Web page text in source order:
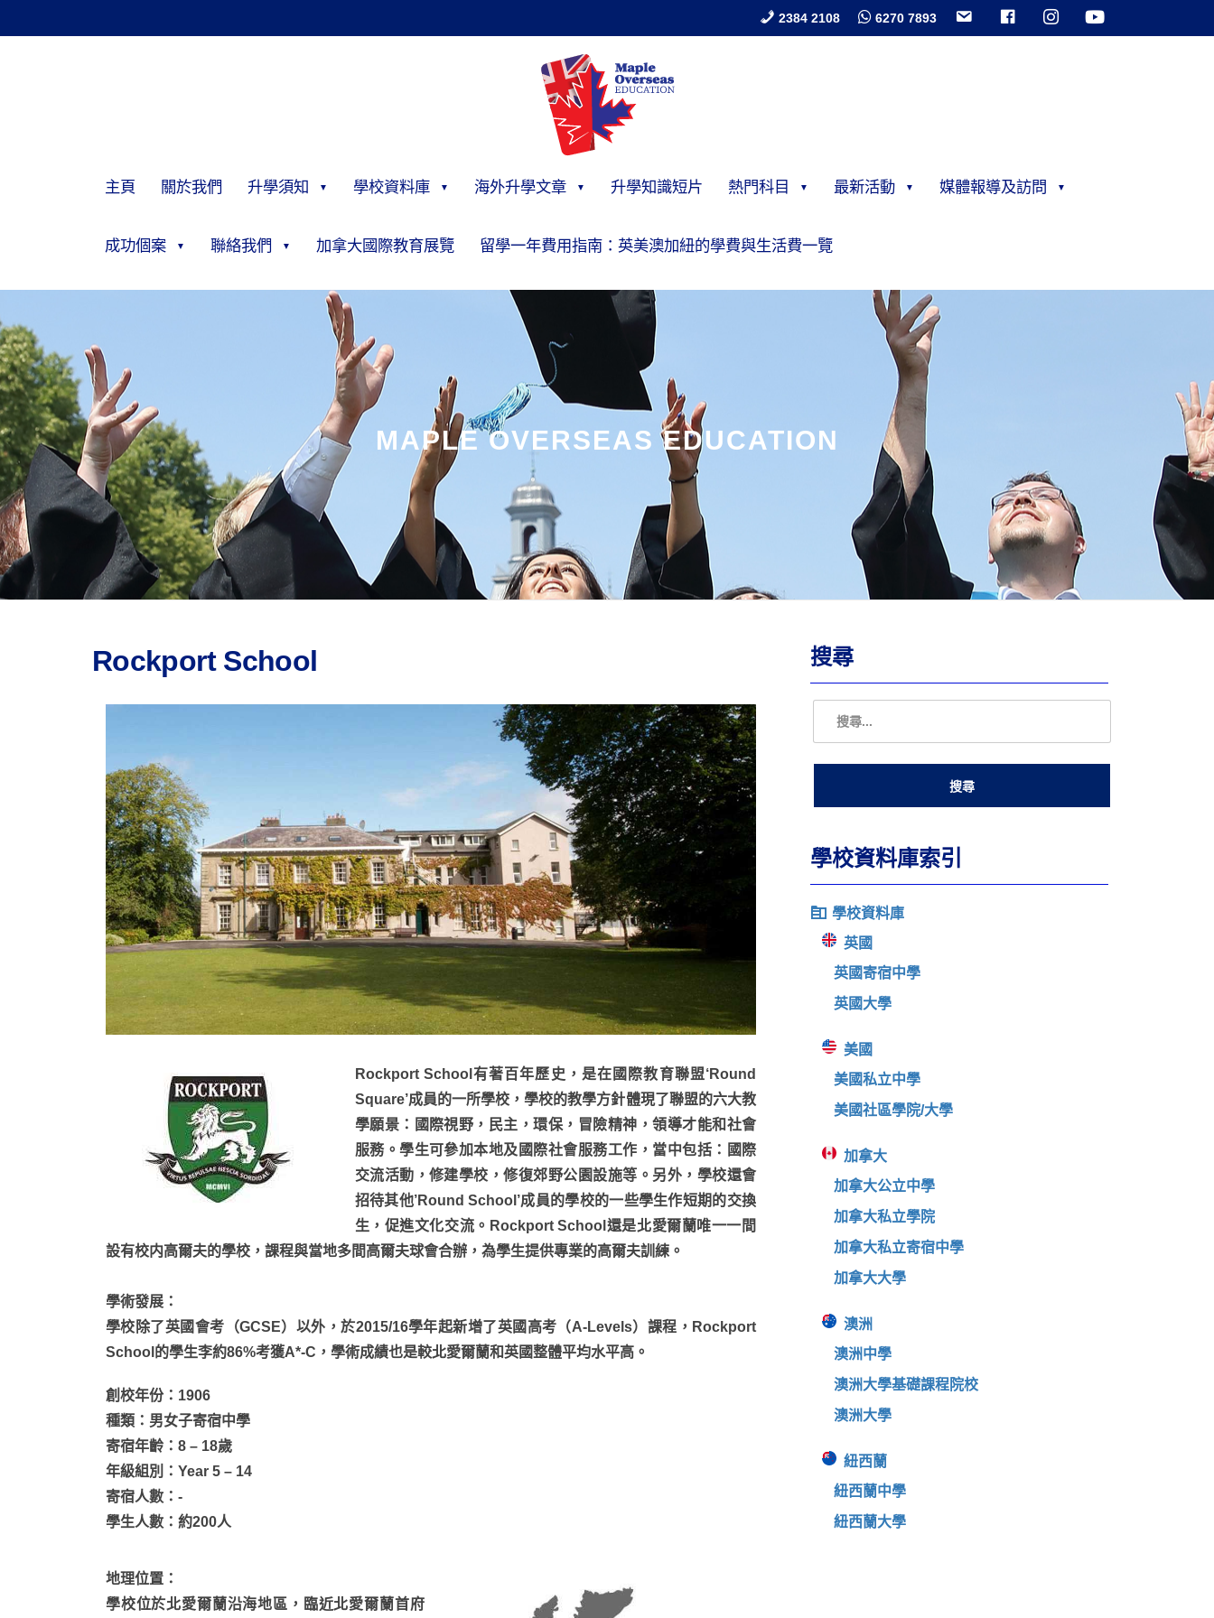
2384 2108 6270 7893
主頁 關於我們 升學須知 學校資料庫 海外升學文章 升學知識短片 熱門科目 最新活動 媒體報導及訪問
成功個案 聯絡我們 加拿大國際教育展覽 留學一年費用指南：英美澳加紐的學費與生活費一覽
MAPLE OVERSEAS EDUCATION
Rockport School
Rockport School有著百年歷史，是在國際教育聯盟‘Round
Square’成員的一所學校，學校的教學方針體現了聯盟的六大教
學願景：國際視野，民主，環保，冒險精神，領導才能和社會
服務。學生可參加本地及國際社會服務工作，當中包括：國際
交流活動，修建學校，修復郊野公園設施等。另外，學校還會
招待其他’Round School’成員的學校的一些學生作短期的交換
生，促進文化交流。Rockport School還是北愛爾蘭唯一一間
設有校内高爾夫的學校，課程與當地多間高爾夫球會合辦，為學生提供專業的高爾夫訓練。
學術發展 ：
學校除了英國會考（GCSE）以外，於2015/16學年起新增了英國高考（A-Levels）課程，Rockport
School的學生李約86%考獲A*-C，學術成績也是較北愛爾蘭和英國整體平均水平高。
創校年份：1906
種類：男女子寄宿中學
寄宿年齡：8 – 18歲
年級組別：Year 5 – 14
寄宿人數：-
學生人數：約200人
地理位置：
學校位於北愛爾蘭沿海地區，臨近北愛爾蘭首府
搜尋
學校資料庫索引
學校資料庫
英國
英國寄宿中學
英國大學
美國
美國私立中學
美國社區學院/大學
加拿大
加拿大公立中學
加拿大私立學院
加拿大私立寄宿中學
加拿大大學
澳洲
澳洲中學
澳洲大學基礎課程院校
澳洲大學
紐西蘭
紐西蘭中學
紐西蘭大學